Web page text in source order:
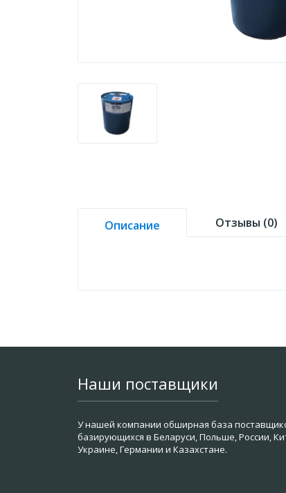
Описание Отзывы (0)
Наши поставщики
У нашей компании обширная база
базирующихся в Беларуси, Польше, России,
Украине, Германии и Казахстане.